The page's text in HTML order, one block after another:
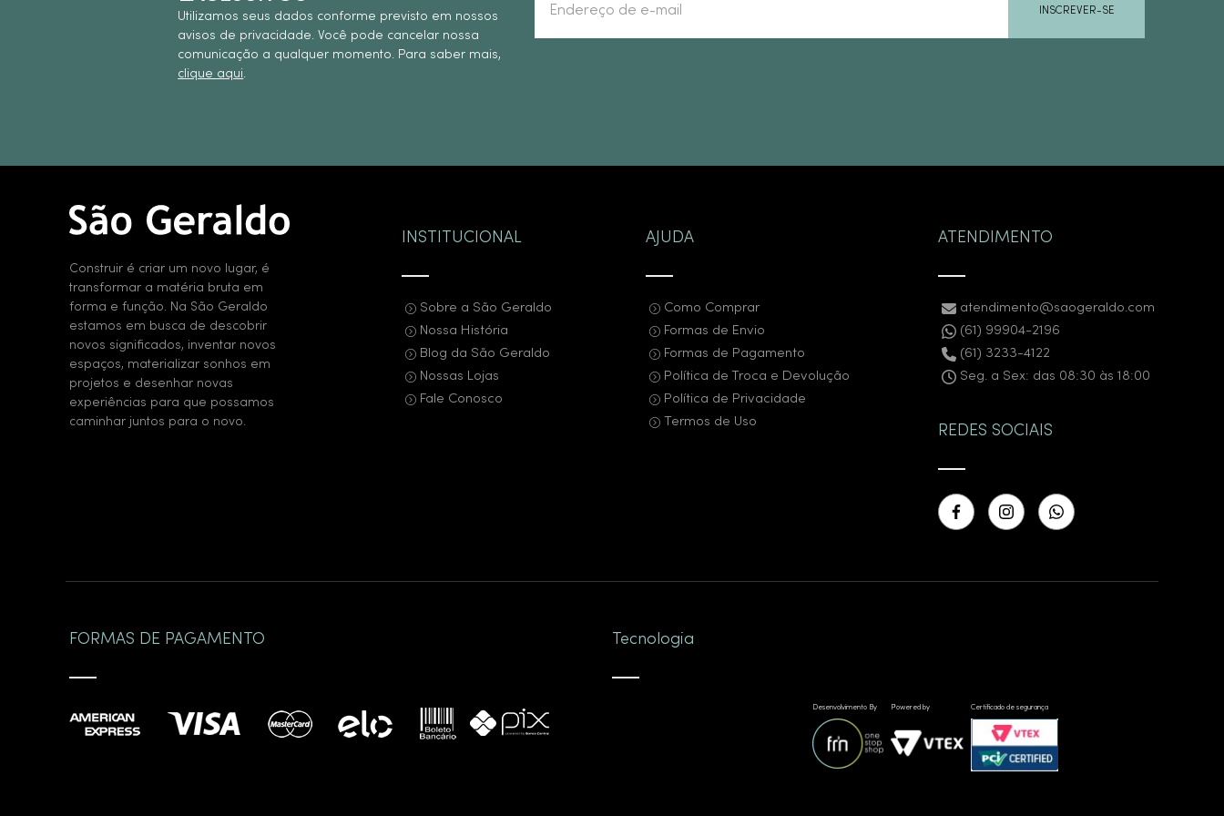
Utilizamos seus dados conforme previsto em nossos
avisos de privacidade. Você pode cancelar nossa
comunicação a qualquer momento. Para saber mais,
clique aqui
INSCREVER-SE
Construir é criar um novo lugar, é
transformar a matéria bruta em
forma e função. Na São Geraldo
estamos em busca de descobrir
novos significados, inventar novos
espaços, materializar sonhos em
projetos e desenhar novas
experiências para que possamos
caminhar juntos para o novo.
INSTITUCIONAL
Sobre a São Geraldo
Nossa História
Blog da São Geraldo
Nossas Lojas
Fale Conosco
AJUDA
Como Comprar
Formas de Envio
Formas de Pagamento
Política de Troca e Devolução
Política de Privacidade
Termos de Uso
ATENDIMENTO
atendimento@saogeraldo.com
(61) 99904-2196
(61) 3233-4122
Seg. a Sex: das 08:30 às 18:00
REDES SOCIAIS
FORMAS DE PAGAMENTO Tecnologia
Desenvolvimento By Powered by Certificado de segurança